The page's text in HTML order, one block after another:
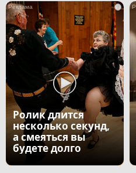
i
Ролик длится
несколько секунд,
а смеяться вы
будете долго